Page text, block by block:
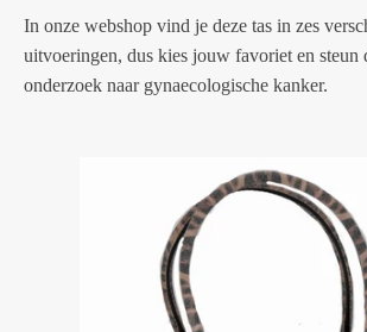
In onze webshop vind je deze tas in zes
uitvoeringen, dus kies jouw favoriet en steun
onderzoek naar gynaecologische kanker.